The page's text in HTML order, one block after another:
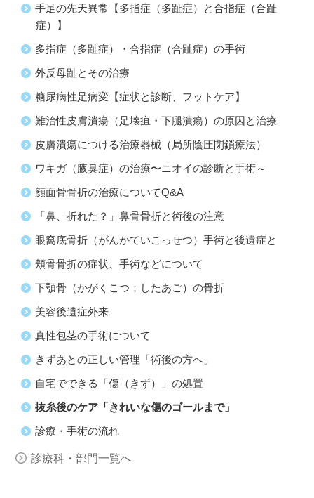
手足の先天異常【多指症（多趾症）と合指症（合趾
症）】
多指症（多趾症）・合指症（合趾症）の手術
外反母趾とその治療
糖尿病性足病変【症状と診断、フットケア】
難治性皮膚潰瘍（足壊疽・下腿潰瘍）の原因と治療
皮膚潰瘍につける治療器械（局所陰圧閉鎖療法）
ワキガ（腋臭症）の治療〜ニオイの診断と手術～
顔面骨骨折の治療についてQ&A
「鼻、折れた？」鼻骨骨折と術後の注意
眼窩底骨折（がんかていこっせつ）手術と後遺症と
頬骨骨折の症状、手術などについて
下顎骨（かがくこつ；したあご）の骨折
美容後遺症外来
真性包茎の手術について
きずあとの正しい管理「術後の方へ」
自宅でできる「傷（きず）」の処置
抜糸後のケア「きれいな傷のゴールまで」
診療・手術の流れ
診療科・部門一覧へ